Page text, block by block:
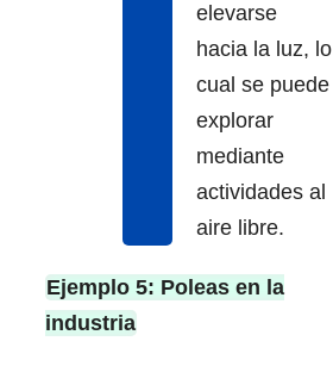
elevarse
hacia la luz, lo
cual se puede
explorar
mediante
actividades al
aire libre.
Ejemplo 5: Poleas en la
industria